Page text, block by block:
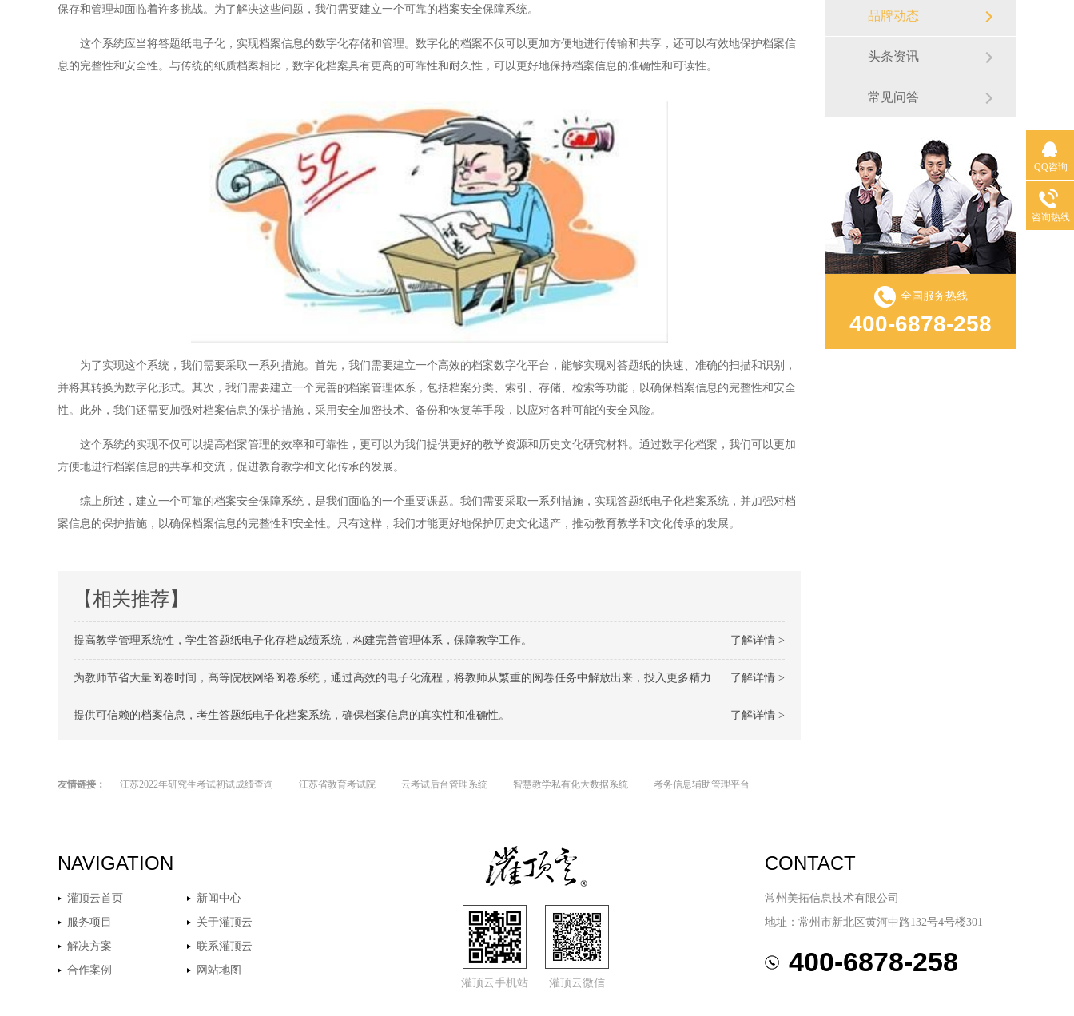
保存和管理却面临着许多挑战。为了解决这些问题，我们需要建立一个可靠的档案安全保障系统。
这个系统应当将答题纸电子化，实现档案信息的数字化存储和管理。数字化的档案不仅可以更加方便地进行传输和共享，还可以有效地保护档案信
息的完整性和安全性。与传统的纸质档案相比，数字化档案具有更高的可靠性和耐久性，可以更好地保持档案信息的准确性和可读性。
为了实现这个系统，我们需要采取一系列措施。首先，我们需要建立一个高效的档案数字化平台，能够实现对答题纸的快速、准确的扫描和识别，
并将其转换为数字化形式。其次，我们需要建立一个完善的档案管理体系，包括档案分类、索引、存储、检索等功能，以确保档案信息的完整性和安全
性。此外，我们还需要加强对档案信息的保护措施，采用安全加密技术、备份和恢复等手段，以应对各种可能的安全风险。
这个系统的实现不仅可以提高档案管理的效率和可靠性，更可以为我们提供更好的教学资源和历史文化研究材料。通过数字化档案，我们可以更加
方便地进行档案信息的共享和交流，促进教育教学和文化传承的发展。
综上所述，建立一个可靠的档案安全保障系统，是我们面临的一个重要课题。我们需要采取一系列措施，实现答题纸电子化档案系统，并加强对档
案信息的保护措施，以确保档案信息的完整性和安全性。只有这样，我们才能更好地保护历史文化遗产，推动教育教学和文化传承的发展。
【相关推荐】
了解详情 >
提高教学管理系统性，学生答题纸电子化存档成绩系统，构建完善管理体系，保障教学工作。
了解详情 >
为教师节省大量阅卷时间，高等院校网络阅卷系统，通过高效的电子化流程，将教师从繁重的阅卷任务中解放出来，投入更多精力到教学研究。
了解详情 >
提供可信赖的档案信息，考生答题纸电子化档案系统，确保档案信息的真实性和准确性。
品牌动态
头条资讯
常见问答
全国服务热线
400-6878-258
友情链接： 江苏2022年研究生考试初试成绩查询 江苏省教育考试院 云考试后台管理系统 智慧教学私有化大数据系统 考务信息辅助管理平台
NAVIGATION
灌顶云首页
新闻中心
服务项目
关于灌顶云
解决方案
联系灌顶云
合作案例
网站地图
灌顶云手机站
灌顶云微信
CONTACT
常州美拓信息技术有限公司
地址：常州市新北区黄河中路132号4号楼301
400-6878-258
QQ咨询
咨询热线